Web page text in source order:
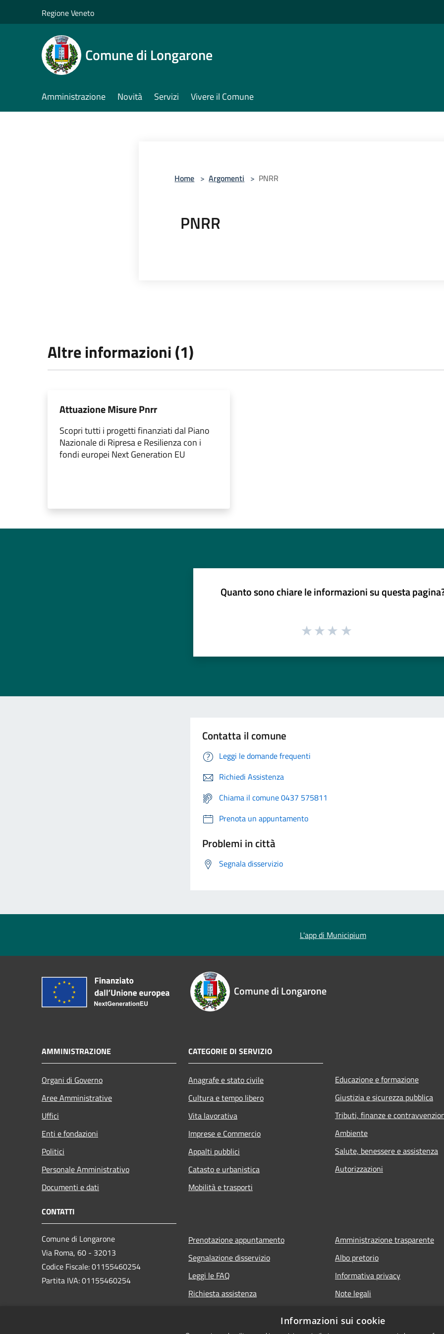
Regione Veneto
Comune di Longarone
Amministrazione Novità Servizi Vivere il Comune
Home > Argomenti > PNRR
PNRR
Altre informazioni (1)
Attuazione Misure Pnrr
Scopri tutti i progetti finanziati dal Piano
Nazionale di Ripresa e Resilienza con i
fondi europei Next Generation EU
Quanto sono chiare le informazioni su questa
Contatta il comune
Leggi le domande frequenti
Richiedi Assistenza
Chiama il comune 0437 575811
Prenota un appuntamento
Problemi in città
Segnala disservizio
L'app di Municipium
Comune di Longarone
AMMINISTRAZIONE
Organi di Governo
Aree Amministrative
Uffici
Enti e fondazioni
Politici
Personale Amministrativo
Documenti e dati
CATEGORIE DI SERVIZIO
Anagrafe e stato civile
Cultura e tempo libero
Vita lavorativa
Imprese e Commercio
Appalti pubblici
Catasto e urbanistica
Mobilità e trasporti
Educazione e formazione
Giustizia e sicurezza pubblica
Tributi, finanze e
Ambiente
Salute, benessere e assistenza
Autorizzazioni
CONTATTI
Comune di Longarone
Via Roma, 60 - 32013
Codice Fiscale: 01155460254
Partita IVA: 01155460254
Prenotazione appuntamento
Segnalazione disservizio
Leggi le FAQ
Richiesta assistenza
Amministrazione trasparente
Albo pretorio
Informativa privacy
Note legali
Informazioni sui cookie